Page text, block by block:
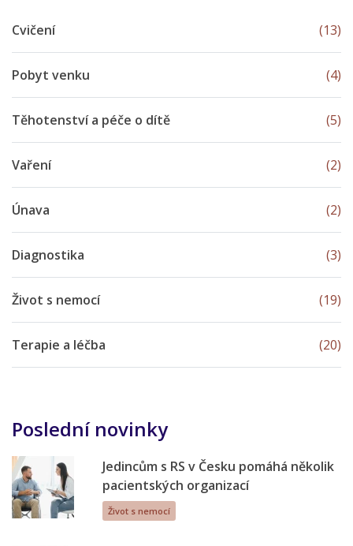
Cvičení (13)
Pobyt venku (4)
Těhotenství a péče o dítě (5)
Vaření (2)
Únava (2)
Diagnostika (3)
Život s nemocí (19)
Terapie a léčba (20)
Poslední novinky
Jedincům s RS v Česku pomáhá několik
pacientských organizací
Život s nemocí